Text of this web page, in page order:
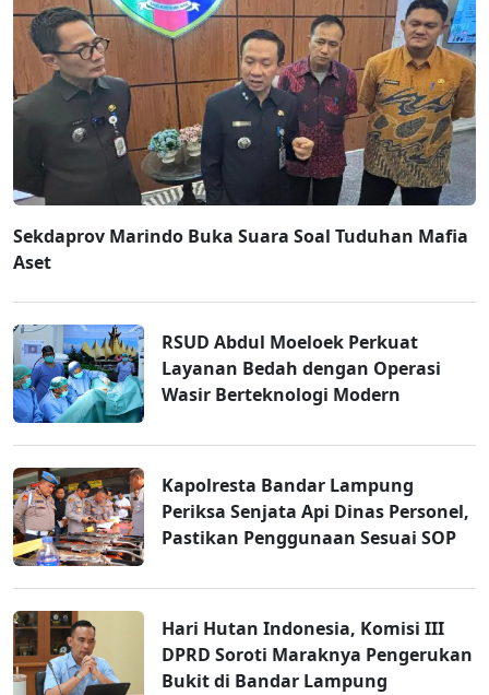
Sekdaprov Marindo Buka Suara Soal Tuduhan Mafia
Aset
RSUD Abdul Moeloek Perkuat
Layanan Bedah dengan Operasi
Wasir Berteknologi Modern
Kapolresta Bandar Lampung
Periksa Senjata Api Dinas Personel,
Pastikan Penggunaan Sesuai SOP
Hari Hutan Indonesia, Komisi III
DPRD Soroti Maraknya Pengerukan
Bukit di Bandar Lampung